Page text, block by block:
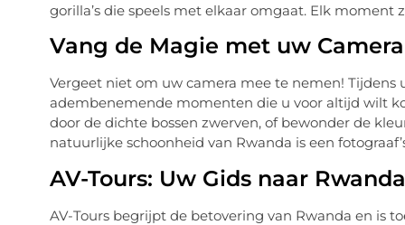
gorilla’s die speels met elkaar omgaat. Elk
Vang de Magie met uw Camera
Vergeet niet om uw camera mee te nemen!
adembenemende momenten die u voor altijd wilt
door de dichte bossen zwerven, of bewonder de
natuurlijke schoonheid van Rwanda is een
AV-Tours: Uw Gids naar
AV-Tours begrijpt de betovering van Rwanda en is